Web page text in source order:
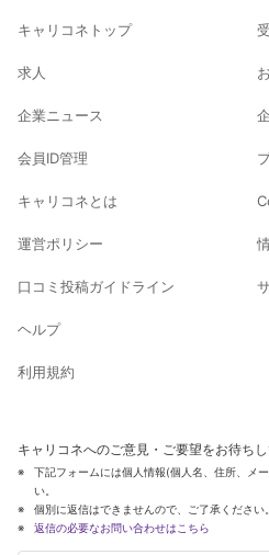
キャリコネトップ
求人
企業ニュース
会員ID管理
キャリコネとは
運営ポリシー
口コミ投稿ガイドライン
ヘルプ
利用規約
キャリコネへのご意見・ご要望をお待ちし
下記フォームには個人情報(個人名、住所、メ
い。
個別に返信はできませんので、ご了承ください。
返信の必要なお問い合わせはこちら